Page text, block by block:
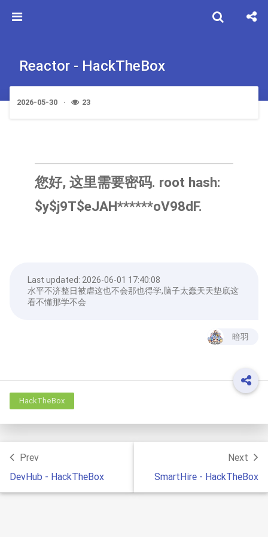
Reactor - HackTheBox
2026-05-30 23
您好, 这里需要密码. root hash:
$y$j9T$eJAH******oV98dF.
Last updated: 2026-06-01 17:40:08
水平不济整日被虐这也不会那也得学,脑子太蠢天天垫底这
看不懂那学不会
暗羽
HackTheBox
Prev
DevHub - HackTheBox
Next
SmartHire - HackTheBox